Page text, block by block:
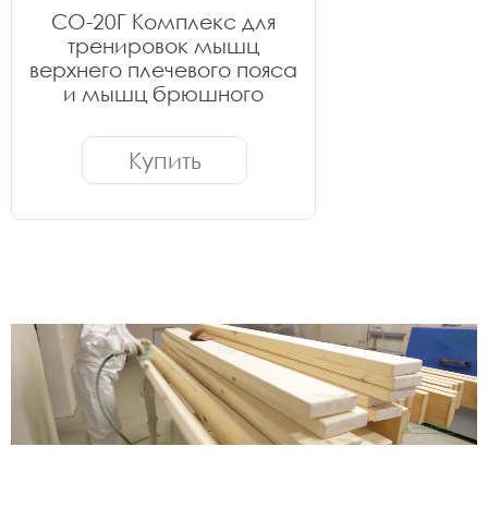
СО-20Г Комплекс для
тренировок мышц
верхнего плечевого пояса
и мышц брюшного
Купить